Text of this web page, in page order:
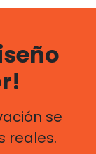
se
reales.